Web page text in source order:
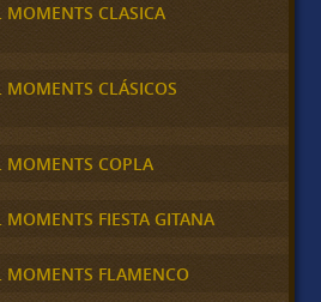
CLASICA
CLÁSICOS
MOMENTS COPLA
FIESTA GITANA
MOMENTS FLAMENCO